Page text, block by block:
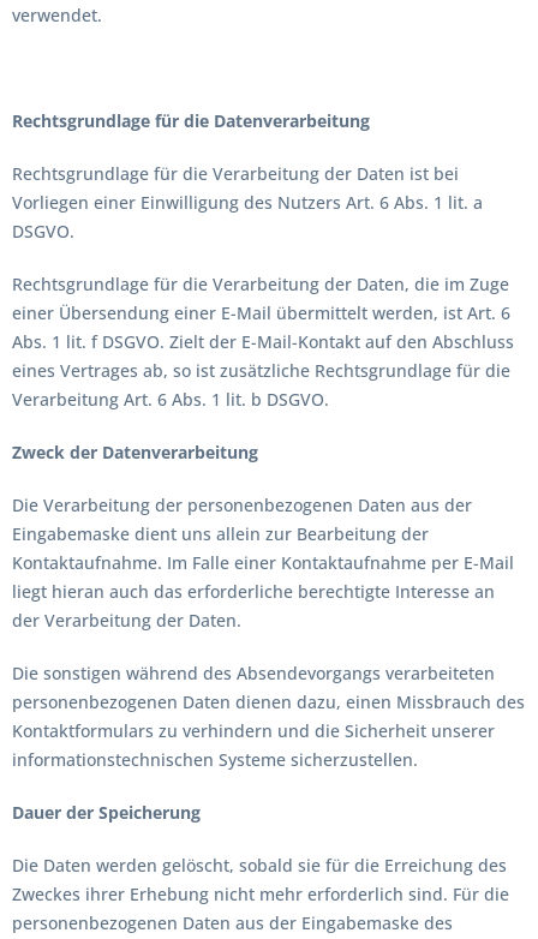
verwendet.
Rechtsgrundlage für die Datenverarbeitung
Rechtsgrundlage für die Verarbeitung der Daten ist bei
Vorliegen einer Einwilligung des Nutzers Art. 6 Abs. 1 lit. a
DSGVO.
Rechtsgrundlage für die Verarbeitung der Daten, die im Zuge
einer Übersendung einer E-Mail übermittelt werden, ist Art. 6
Abs. 1 lit. f DSGVO. Zielt der E-Mail-Kontakt auf den Abschluss
eines Vertrages ab, so ist zusätzliche Rechtsgrundlage für die
Verarbeitung Art. 6 Abs. 1 lit. b DSGVO.
Zweck der Datenverarbeitung
Die Verarbeitung der personenbezogenen Daten aus der
Eingabemaske dient uns allein zur Bearbeitung der
Kontaktaufnahme. Im Falle einer Kontaktaufnahme per E-Mail
liegt hieran auch das erforderliche berechtigte Interesse an
der Verarbeitung der Daten.
Die sonstigen während des Absendevorgangs verarbeiteten
personenbezogenen Daten dienen dazu, einen Missbrauch des
Kontaktformulars zu verhindern und die Sicherheit unserer
informationstechnischen Systeme sicherzustellen.
Dauer der Speicherung
Die Daten werden gelöscht, sobald sie für die Erreichung des
Zweckes ihrer Erhebung nicht mehr erforderlich sind. Für die
personenbezogenen Daten aus der Eingabemaske des